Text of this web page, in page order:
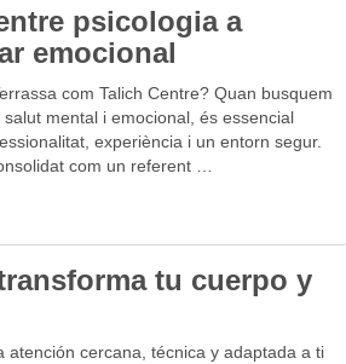
psicologia a
emocional
com Talich Centre? Quan busquem
mental i emocional, és essencial
experiència i un entorn segur.
com un referent …
tu cuerpo y
cercana, técnica y adaptada a ti